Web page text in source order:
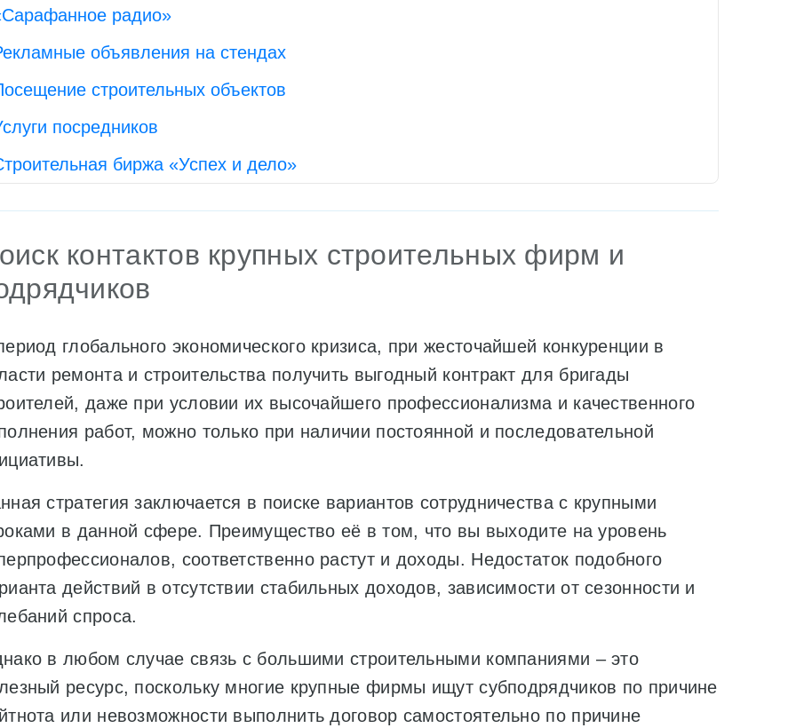
радио»
объявления на стендах
строительных объектов
посредников
биржа «Успех и дело»
контактов крупных строительных фирм и
глобального экономического кризиса, при жесточайшей конкуренции в
ремонта и строительства получить выгодный контракт для бригады
даже при условии их высочайшего профессионализма и качественного
работ, можно только при наличии постоянной и последовательной
стратегия заключается в поиске вариантов сотрудничества с крупными
в данной сфере. Преимущество её в том, что вы выходите на уровень
соответственно растут и доходы. Недостаток подобного
действий в отсутствии стабильных доходов, зависимости от сезонности и
спроса.
в любом случае связь с большими строительными компаниями – это
ресурс, поскольку многие крупные фирмы ищут субподрядчиков по причине
или невозможности выполнить договор самостоятельно по причине